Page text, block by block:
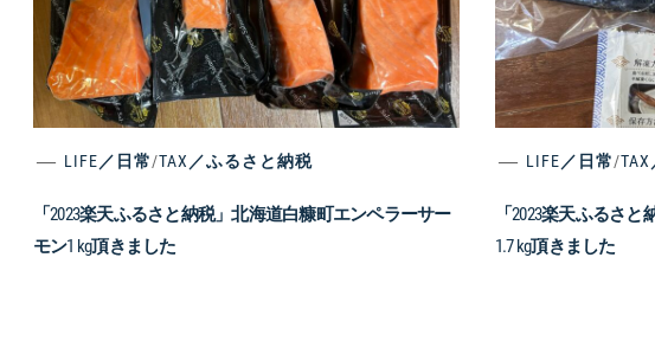
LIFE／日常/TAX／ふるさと納税
「2023楽天ふるさと納税」北海道白糠町エンペラーサー
モン1 kg頂きました
LIFE／日常/
「2023楽天ふるさ
1.7 kg頂きました